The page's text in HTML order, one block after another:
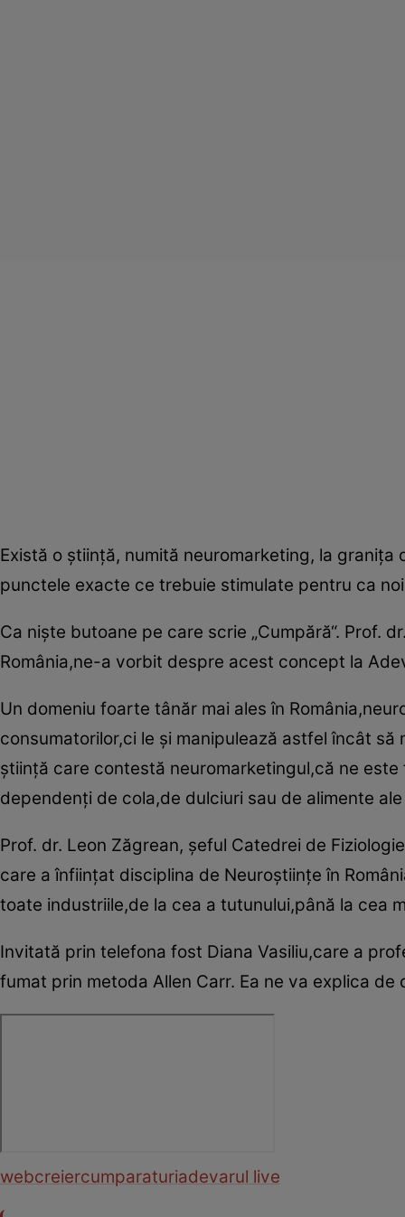
Există o ştiinţă, numită neuromarketing, la
punctele exacte ce trebuie stimulate pentru ca
Ca nişte butoane pe care scrie „Cumpără“. Prof.
România,ne-a vorbit despre acest concept la
Un domeniu foarte tânăr mai ales în
consumatorilor,ci le şi manipulează astfel încât
ştiinţă care contestă neuromarketingul,că ne
dependenţi de cola,de dulciuri sau de alimente
Prof. dr. Leon Zăgrean, şeful Catedrei de
care a înfiinţat disciplina de Neuroştiinţe în
toate industriile,de la cea a tutunului,până la cea
Invitată prin telefona fost Diana Vasiliu,care a
fumat prin metoda Allen Carr. Ea ne va explica
webcreiercumparaturiadevarul live